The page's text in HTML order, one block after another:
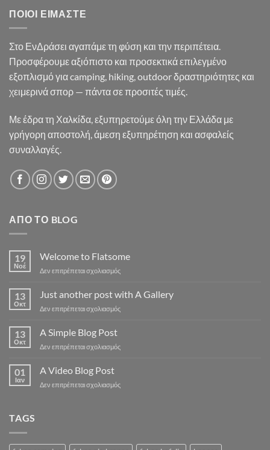
ΠΟΙΟΙ ΕΊΜΑΣΤΕ
Στο ΕνΔράσει αγαπάμε τη φύση και την περιπέτεια.
Προσφέρουμε αξιόπιστο και προσεκτικά επιλεγμένο
εξοπλισμό για camping, hiking, outdoor δραστηριότητες και
χειμερινά σπορ — πάντα σε προσιτές τιμές.
Με έδρα τη Χαλκίδα, εξυπηρετούμε όλη την Ελλάδα με
γρήγορη αποστολή, άμεση εξυπηρέτηση και ασφαλείς
συναλλαγές.
ΑΠΌ ΤΟ BLOG
19
Νοέ
Welcome to Flatsome
Δεν επιτρέπεται σχολιασμόςστο
to
13
Οκτ
Just another post with A Gallery
Δεν επιτρέπεται σχολιασμόςστο
with
13
Οκτ
A Simple Blog Post
Δεν επιτρέπεται σχολιασμόςστο
Post
01
Ιαν
A Video Blog Post
Δεν επιτρέπεται σχολιασμόςστο
TAGS